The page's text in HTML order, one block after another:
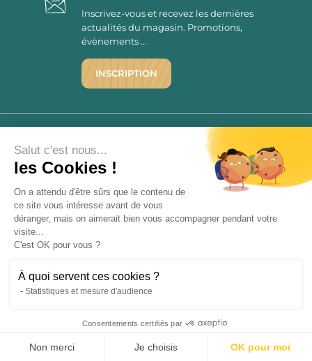
2780 AVIS
9.7/10
Inscrivez-vous et recevez les dernières
actualités du magasin. Promotions,
évènements ...
INSCRIPTION
Qui sommes-nous ?
Mentions légales
Politique de confidentialité
FAQ
« L’abus d’alcool est dangereux pour la santé, à consommer avec
»
Salut c'est nous...
les Cookies !
On a attendu d'être sûrs que le contenu de
ce site vous intéresse avant de vous
déranger, mais on aimerait bien vous accompagner pendant votre
visite...
C'est OK pour vous ?
À quoi servent ces cookies ?
Statistiques et mesure d'audience
Consentements certifiés par
Non merci Je choisis OK pour moi